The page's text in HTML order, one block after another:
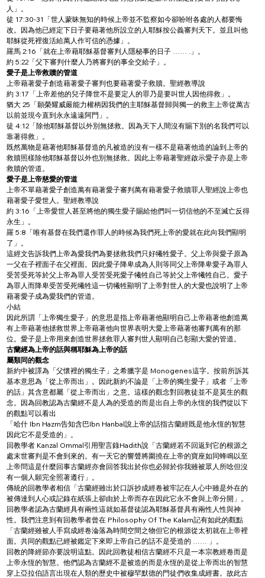
人」。
徒 17:30-31「世人蒙昧無知的時候上帝並不監察如今卻吩咐各處的人都要悔
改。因為他已經定下日子要藉著他所設立的人耶穌按公義審判天下。並且叫他
耶穌從死裡復活給萬人作可信的憑據」。
羅馬 2:16「就在上帝藉耶穌基督審判人隱秘事的日子 …… .」。
約 5:22「父下審判什麼人乃將審判的事全交給子」。
愛子是上帝救贖的管道
上帝藉著愛子創造藉著愛子審判也要藉著愛子救贖。聖經教導說
約 3:17「上帝差他的兒子降世不是要定人的罪乃是要叫世人因他得救」。
猶大 25「願榮耀威嚴能力權柄因我們的主耶穌基督歸與獨一的救主上帝從萬古
以前並現今直到永永遠遠阿門」。
徒 4:12「除他耶穌基督以外別無拯救。因為天下人間沒有賜下別的名我們可以
靠著得救」。
既然萬物是藉著他耶穌基督造的凡被造的沒有一樣不是藉著他造的論到上帝的
救贖照樣除他耶穌基督以外也別無拯救。因此上帝藉著聖經啟示愛子亦是上帝
救贖的管道。
愛子是上帝慈愛的管道
上帝不單藉著愛子創造萬有藉著愛子審判萬有藉著愛子救贖罪人聖經說上帝也
藉著愛子愛世人。聖經教導說
約 3:16「上帝愛世人甚至將他的獨生愛子賜給他們叫一切信他的不至滅亡反得
永生」。
羅 5:8「唯有基督在我們還作罪人的時候為我們死上帝的愛就在此向我們顯明
了」。
這經文告訴我們上帝為愛我們為要拯救我們只好犧牲愛子。父上帝與愛子原為
一父在子裡面子在父裡面。因此愛子降卑成為人則等同父上帝降卑愛子為罪人
受苦受死等於父上帝為罪人受苦受死愛子犧牲自己等於父上帝犧牲自己。愛子
為罪人而降卑受苦受死犧牲這一切犧牲顯明了上帝對世人的大愛也說明了上帝
藉著愛子成為愛我們的管道。
小結
因此所謂「上帝獨生愛子」的意思是指上帝藉著他顯明自己上帝藉著他創造萬
有上帝藉著他拯救世界上帝藉著他向世界表明大愛上帝藉著他審判萬有的那
位。愛子是上帝用來創造世界拯救罪人審判世人顯明自己彰顯大愛的管道。
古蘭經為上帝的話與稱耶穌為上帝的話
屬類同的觀念
新約中被譯為「父懷裡的獨生子」之希臘字是 Monogenes這字。按前所訴其
基本意思為「從上帝而出」。因此新約不論是「上帝的獨生愛子」或者「上帝
的話」其含意都屬「從上帝而出」之意。這樣的觀念對回教徒並不是莫生的觀
念。因為回教認為古蘭經不是人為的受造的而是出自上帝的永恆的我們從以下
的觀點可以看出
「哈什 Ibn Hazm告知含巴Ibn Hanbal說上帝的話指古蘭經既是他永恆的智慧
因此它不是受造的」。
回教學者 Kanzal Ommal引用聖言錄Hadith說「古蘭經若不回返到它的根源之
處末世審判是不會到來的。有一天它的響聲將圍撓在上帝的寶座如同蜂鳴以至
上帝問這是什麼回事古蘭經亦會回答我出於你也必歸於你我雖被眾人所唸但沒
有一個人願完全照著遵行」。
傳統的回教學者相信「古蘭經雖出於口訴抄成經卷被牢記在人心中雖是外在的
被傳達到人心或記錄在紙張上卻由於上帝而存在因此它永不會與上帝分開」。
回教學者認為古蘭經具有兩性這就如基督徒認為耶穌基督具有兩性人性與神
性。我們注意到有回教學者曾在 Philosophy Of The Kalam記有如此的觀點
「古蘭經雖被人手寫成經卷淪落為時間空間之物但它的根源從太初就在上帝裡
面。共同的觀點已經被鑑定下來即上帝自己的話不是受造的 …… 」。
回教的降經節亦要說明這點。因此回教徒相信古蘭經不只是一本宗教經卷而是
上帝永恆的智慧。他們認為古蘭經不是被造的而是永恆的是從上帝而出的智慧
穿上亞拉伯語言出現在人類的歷史中被穆罕默德的門徒們收集成經書。故此古